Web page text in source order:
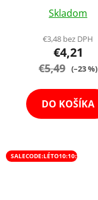
Skladom
€3,48 bez DPH
€4,21
€5,49 (–23 %)
DO KOŠÍKA
SALECODE:LÉTO10:10:%